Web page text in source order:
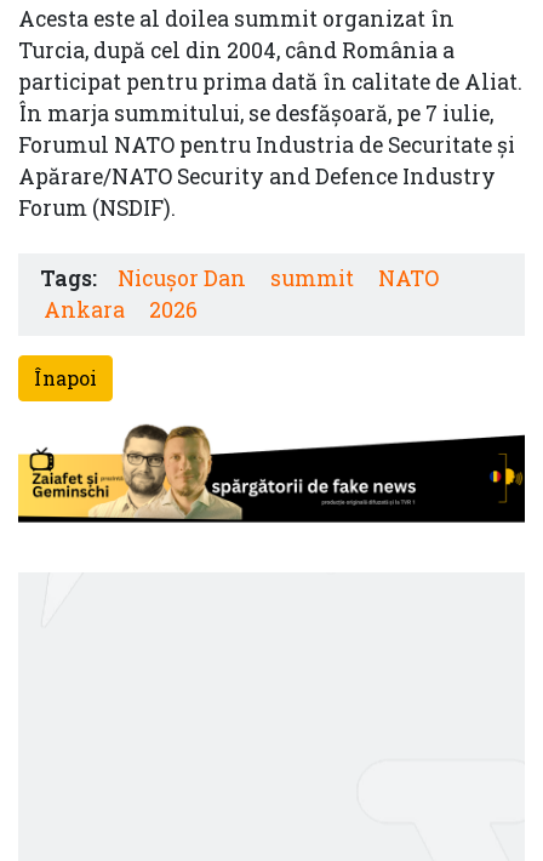
Acesta este al doilea summit organizat în
Turcia, după cel din 2004, când România a
participat pentru prima dată în calitate de Aliat.
În marja summitului, se desfășoară, pe 7 iulie,
Forumul NATO pentru Industria de Securitate și
Apărare/NATO Security and Defence Industry
Forum (NSDIF).
Tags: Nicușor Dan summit
NATO
Ankara
2026
Înapoi